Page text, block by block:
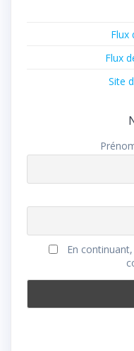
Flux
Flux
Site
En